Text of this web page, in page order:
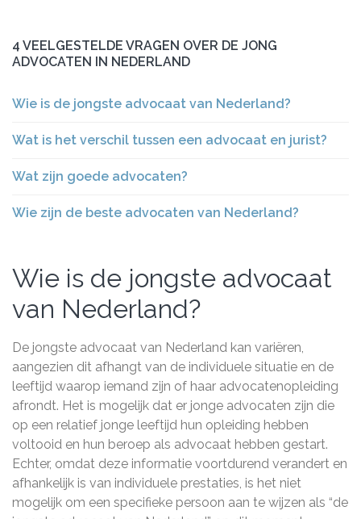
4 VEELGESTELDE VRAGEN OVER DE JONG
ADVOCATEN IN NEDERLAND
Wie is de jongste advocaat van Nederland?
Wat is het verschil tussen een advocaat en jurist?
Wat zijn goede advocaten?
Wie zijn de beste advocaten van Nederland?
Wie is de jongste advocaat
van Nederland?
De jongste advocaat van Nederland kan variëren,
aangezien dit afhangt van de individuele situatie en de
leeftijd waarop iemand zijn of haar advocatenopleiding
afrondt. Het is mogelijk dat er jonge advocaten zijn die
op een relatief jonge leeftijd hun opleiding hebben
voltooid en hun beroep als advocaat hebben gestart.
Echter, omdat deze informatie voortdurend verandert en
afhankelijk is van individuele prestaties, is het niet
mogelijk om een specifieke persoon aan te wijzen als “de